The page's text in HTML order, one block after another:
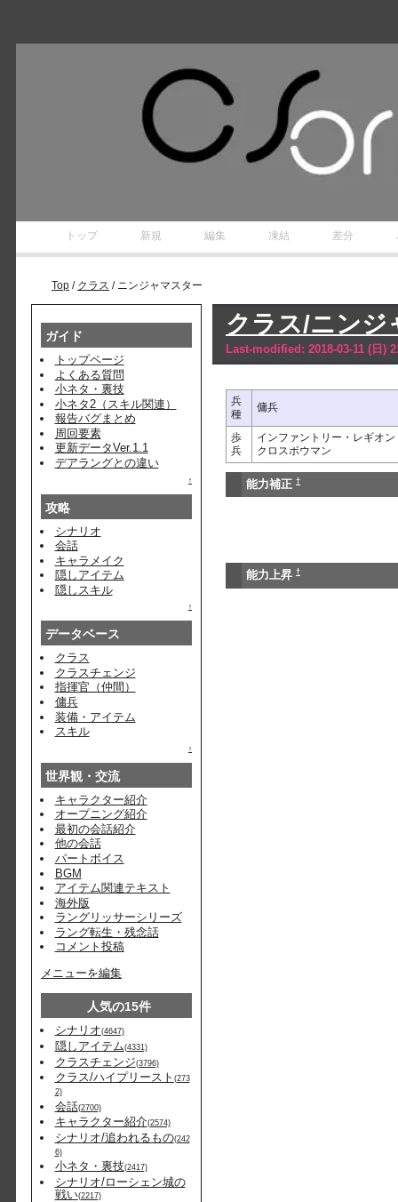
ラン
トップ 新規 編集 凍結 差分
Top / クラス / ニンジャマスター
ガイド
トップページ
よくある質問
小ネタ・裏技
小ネタ2（スキル関連）
報告バグまとめ
周回要素
更新データVer.1.1
デアラングとの違い
↑
攻略
シナリオ
会話
キャラメイク
隠しアイテム
隠しスキル
↑
データベース
クラス
クラスチェンジ
指揮官（仲間）
傭兵
装備・アイテム
スキル
↑
世界観・交流
キャラクター紹介
オープニング紹介
最初の会話紹介
他の会話
パートボイス
BGM
アイテム関連テキスト
海外版
ラングリッサーシリーズ
ラング転生・残念話
コメント投稿
メニューを編集
人気の15件
シナリオ(4647)
隠しアイテム(4331)
クラスチェンジ(3796)
クラス/ハイプリースト (273
2)
会話(2700)
キャラクター紹介(2574)
シナリオ/追われるもの(242
6)
小ネタ・裏技(2417)
シナリオ/ローシェン城の
戦い(2217)
クラス/ニンジ
Last-modified: 2018-03-11 (日)
兵
種
傭兵
歩
兵
インファントリー・レギオ
クロスボウマン
能力補正 †
能力上昇 †